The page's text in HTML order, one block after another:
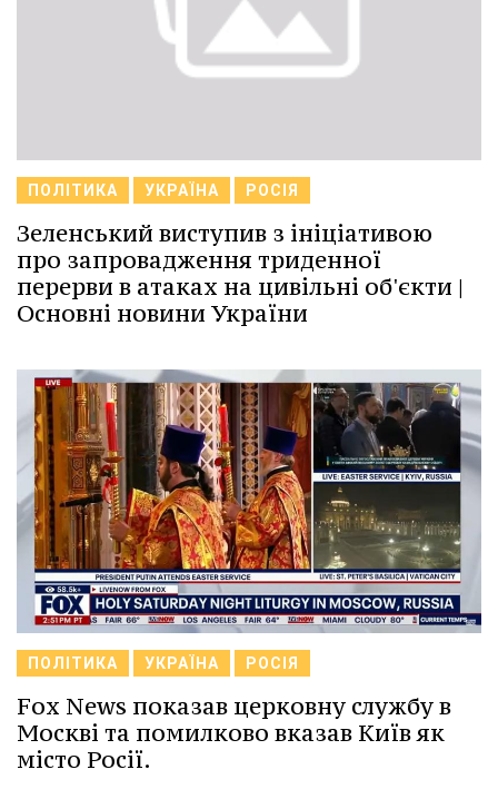
ПОЛІТИКА УКРАЇНА РОСІЯ
Зеленський виступив з ініціативою
про запровадження триденної
перерви в атаках на цивільні об'єкти |
Основні новини України
ПОЛІТИКА УКРАЇНА РОСІЯ
Fox News показав церковну службу в
Москві та помилково вказав Київ як
місто Росії.